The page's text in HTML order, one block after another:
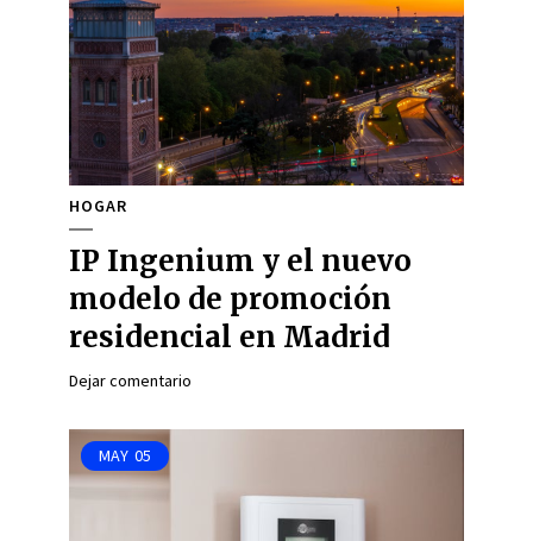
HOGAR
IP Ingenium y el nuevo
modelo de promoción
residencial en Madrid
Dejar comentario
MAY 05